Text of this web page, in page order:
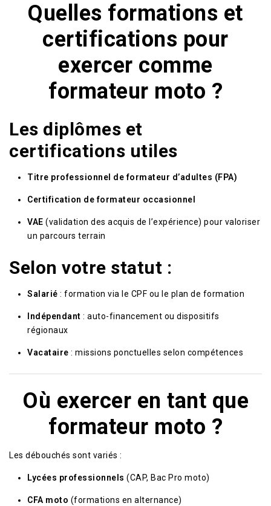
Quelles formations et
certifications pour
exercer comme
formateur moto ?
Les diplômes et
certifications utiles
Titre professionnel de formateur d’adultes (FPA)
Certification de formateur occasionnel
VAE (validation des acquis de l’expérience) pour valoriser
un parcours terrain
Selon votre statut :
Salarié : formation via le CPF ou le plan de formation
Indépendant : auto-financement ou dispositifs
régionaux
Vacataire : missions ponctuelles selon compétences
Où exercer en tant que
formateur moto ?
Les débouchés sont variés :
Lycées professionnels (CAP, Bac Pro moto)
CFA moto (formations en alternance)